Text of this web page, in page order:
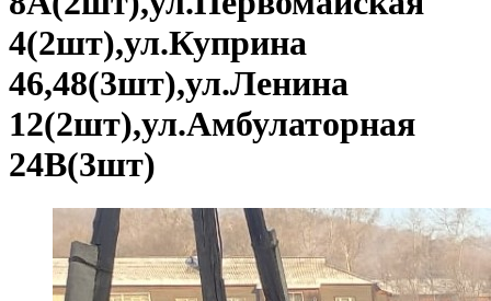
4(2шт),ул.Куприна
46,48(3шт),ул.Ленина
12(2шт),ул.Амбулаторная
24В(3шт)